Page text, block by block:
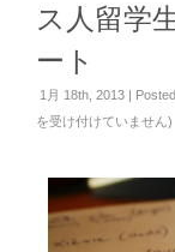
ス人留学
ート
1月 18th, 2013 |
を受け付けていません)